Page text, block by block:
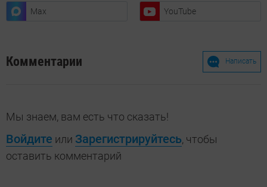
Max YouTube
Комментарии Написать
Мы знаем, вам есть что сказать!
Войдите или Зарегистрируйтесь, чтобы
оставить комментарий